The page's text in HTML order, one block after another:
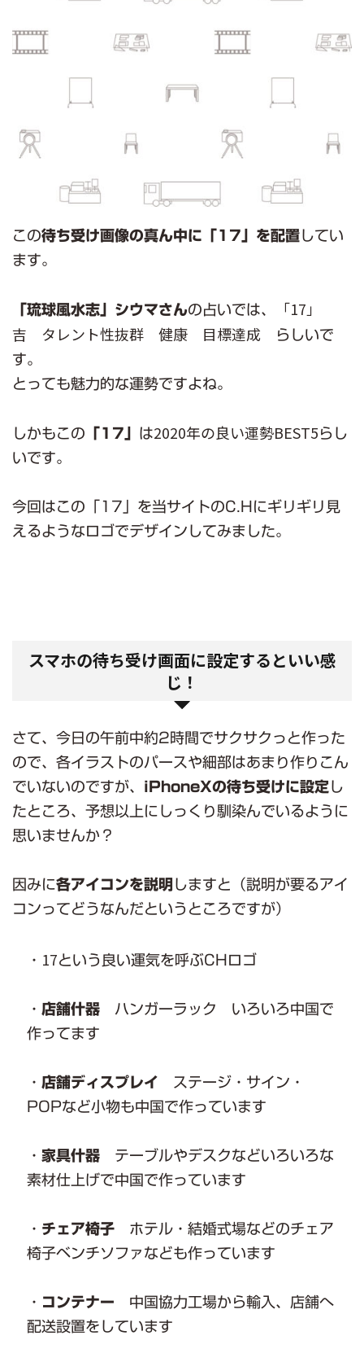
この待ち受け画像の真ん中に「17」を配置してい
ます。
「琉球風水志」シウマさんの占いでは、
「17」
吉 タレント性抜群 健康 目標達成 らしいで
す。
とっても魅力的な運勢ですよね。
しかもこの 「17」 は2020年の良い運勢BEST5 らし
いです。
今回はこの「17」を当サイトのC.Hにギリギリ見
えるようなロゴでデザインしてみました。
スマホの待ち受け画面に設定するといい感
じ！
さて、今日の午前中約2時間でサクサクっと作った
ので、各イラストのパースや細部はあまり作りこん
でいないのですが、 iPhoneXの待ち受けに設定 し
たところ、予想以上にしっくり馴染んでいるように
思いませんか？
因みに各アイコンを説明 しますと（説明が要るアイ
コンってどうなんだというところですが）
・ 17という良い運気を呼ぶCHロゴ
・ 店舗什器 ハンガーラック いろいろ中国で
作ってます
・ 店舗ディスプレイ
ステージ・サイン・
POPなど小物も中国で作っています
・ 家具什器 テーブルやデスクなどいろいろな
素材仕上げで中国で作っています
・ チェア椅子 ホテル・結婚式場などのチェア
椅子ベンチソファなども作っています
・ コンテナー 中国協力工場から輸入、店舗へ
配送設置をしています